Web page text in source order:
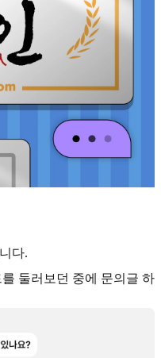
다.
둘러보던 중에 문의글 하